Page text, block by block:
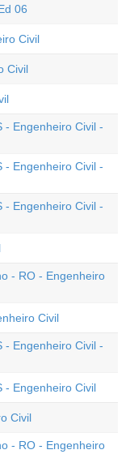
06
Civil
Civil
- Engenheiro Civil -
- Engenheiro Civil -
- Engenheiro Civil -
- RO - Engenheiro
Civil
- Engenheiro Civil -
- Engenheiro Civil
Civil
- RO - Engenheiro